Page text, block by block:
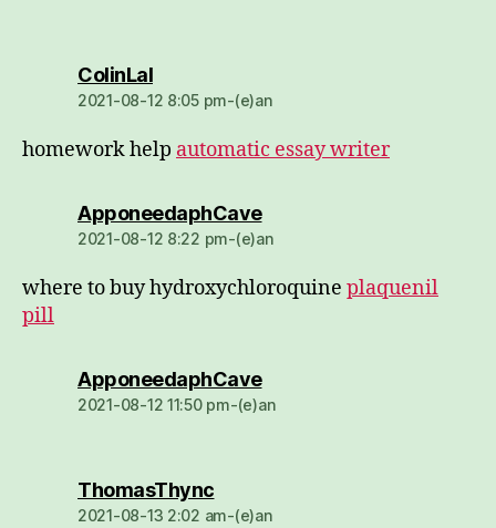
ColinLaldio:
2021-08-12 8:05 pm-(e)an
homework help automatic essay writer
ApponeedaphCavedio:
2021-08-12 8:22 pm-(e)an
where to buy hydroxychloroquine plaquenil
pill
ApponeedaphCavedio:
2021-08-12 11:50 pm-(e)an
ThomasThyncdio:
2021-08-13 2:02 am-(e)an